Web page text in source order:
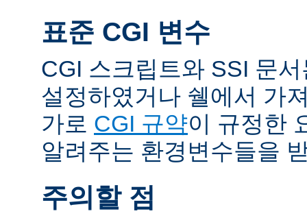
표준 CGI 변수
CGI 스크립트와 SSI 문
설정하였거나 쉘에서 가
가로 CGI 규약이 규정한
알려주는 환경변수들을
주의할 점